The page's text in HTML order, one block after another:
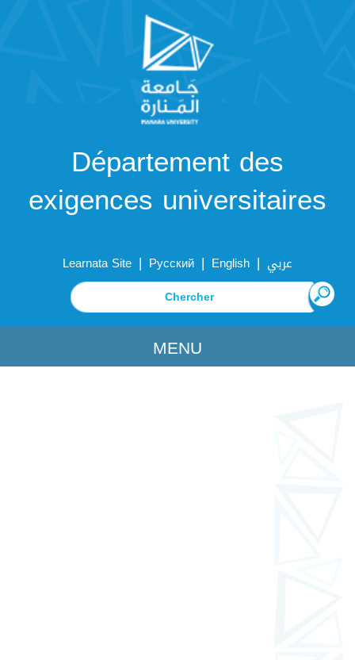
Département des
exigences universitaires
Learnata Site | Русский | English | عربي
MENU